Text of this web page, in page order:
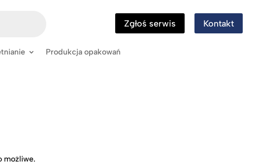
Zgłoś serwis Kontakt
Produkcja opakowań
możliwe.